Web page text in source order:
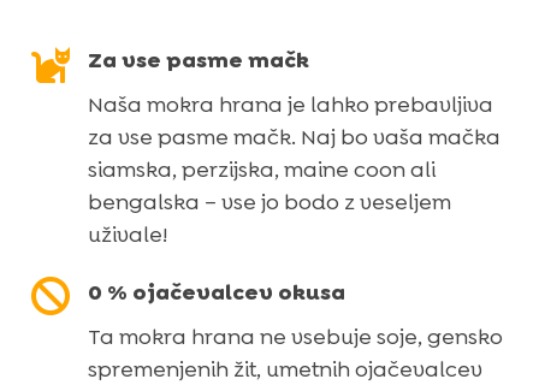
količina

Za vse pasme mačk
Naša mokra hrana je lahko prebavljiva
za vse pasme mačk. Naj bo vaša mačka
siamska, perzijska, maine coon ali
bengalska – vse jo bodo z veseljem
uživale!

0 % ojačevalcev okusa
Ta mokra hrana ne vsebuje soje, gensko
spremenjenih žit, umetnih ojačevalcev